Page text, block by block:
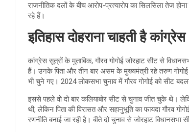
राजनीतिक दलों के बीच आरोप-प्रत्यारोप का सिलसिला तेज
रहे हैं।
इतिहास दोहराना चाहती है कांग्रेस
कांग्रेस सूत्रों के मुताबिक, गौरव गोगोई जोरहाट सीट से
हैं। उनके पिता और तीन बार असम के मुख्यमंत्री रहे तरुण
भी चुने गए। 2024 लोकसभा चुनाव में गौरव गोगोई को सीट
इससे पहले वो दो बार कलियाबोर सीट से चुनाव जीत चुके थे।
थी, लेकिन पिता की विरासत और सहानुभूति का फायदा गौरव
रणनीति बनाई जा रही है। बीते दो चुनाव से जोरहाट विधानसभा